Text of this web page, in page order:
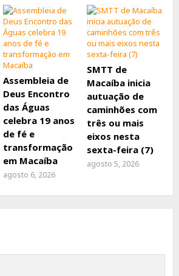
Assembleia de
Deus Encontro
das Águas
celebra 19 anos
de fé e
transformação
em Macaíba
agosto 6, 2026
SMTT de
Macaíba inicia
autuação de
caminhões com
três ou mais
eixos nesta
sexta-feira (7)
agosto 5, 2026